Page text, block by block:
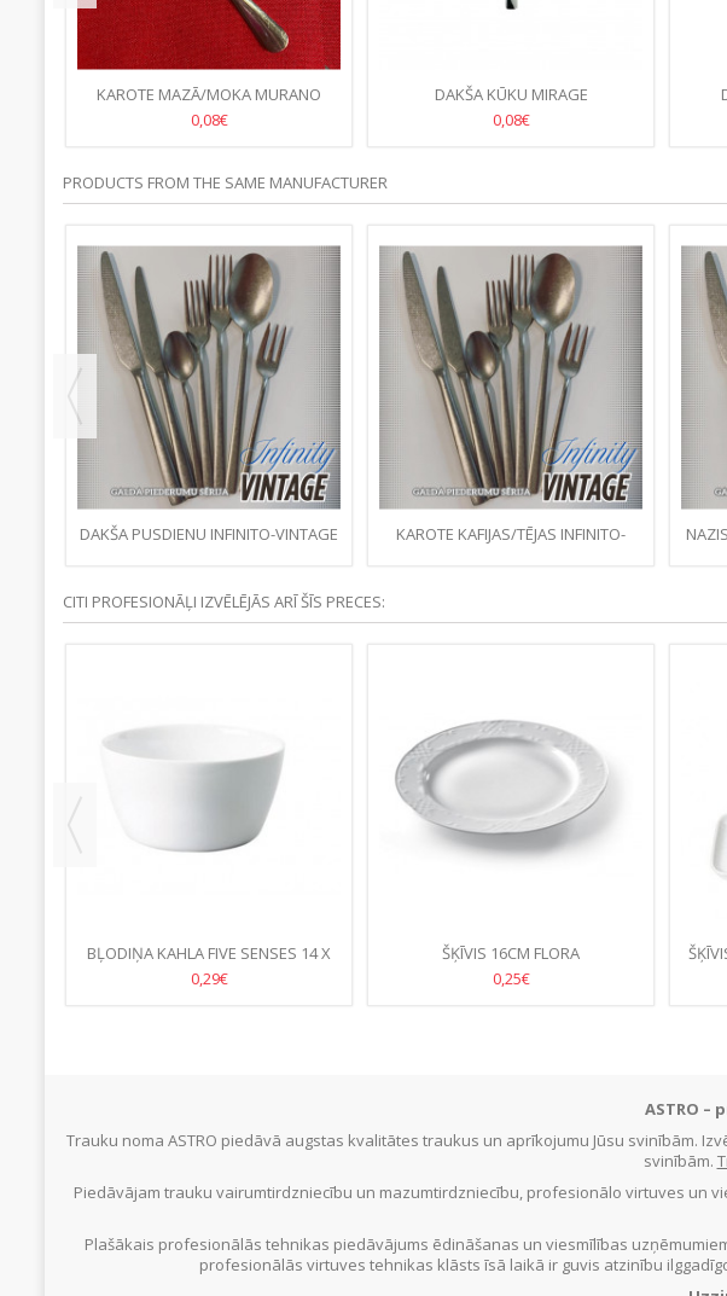
KAROTE MAZĀ/MOKA MURANO
0,08€
DAKŠA KŪKU MIRAGE
0,08€
PRODUCTS FROM THE SAME MANUFACTURER
DAKŠA PUSDIENU INFINITO-VINTAGE
KAROTE KAFIJAS/TĒJAS INFINITO-
CITI PROFESIONĀĻI IZVĒLĒJĀS ARĪ ŠĪS PRECES:
BĻODIŅA KAHLA FIVE SENSES 14 X
7CM,0.5 L PORC.
0,29€
ŠĶĪVIS 16CM FLORA
0,25€
ASTRO –
Trauku noma ASTRO piedāvā augstas kvalitātes traukus un aprīkojumu Jūsu svinībām.
svinībām.
Piedāvājam trauku vairumtirdzniecību un mazumtirdzniecību, profesionālo virtuves un
Plašākais profesionālās tehnikas piedāvājums ēdināšanas un viesmīlības
profesionālās virtuves tehnikas klāsts īsā laikā ir guvis atzinību